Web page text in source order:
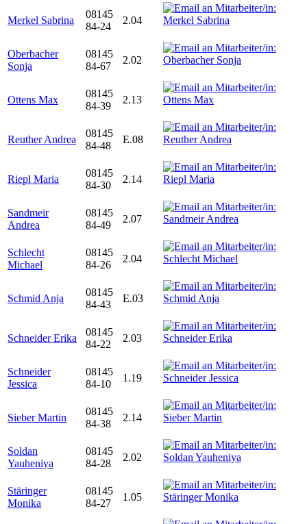
Merkel Sabrina
08145
84-24
2.04
Oberbacher
Sonja
08145
84-67
2.02
Ottens Max
08145
84-39
2.13
Reuther Andrea
08145
84-48
E.08
Riepl Maria
08145
84-30
2.14
Sandmeir
Andrea
08145
84-49
2.07
Schlecht
Michael
08145
84-26
2.04
Schmid Anja
08145
84-43
E.03
Schneider Erika
08145
84-22
2.03
Schneider
Jessica
08145
84-10
1.19
Sieber Martin
08145
84-38
2.14
Soldan
Yauheniya
08145
84-28
2.02
Stäringer
Monika
08145
84-27
1.05